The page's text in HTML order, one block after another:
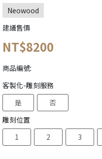
Neowood
建議售價
NT$8200
商品編號:
客製化-雕刻服務
是
否
雕刻位置
1
2 3